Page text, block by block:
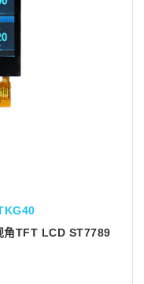
角TFT LCD ST7789